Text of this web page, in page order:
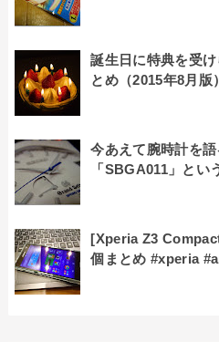
誕生日に特典を受
とめ（2015年8月版）
今あえて腕時計を
「SBGA011」とい
[Xperia Z3
個まとめ #xperia